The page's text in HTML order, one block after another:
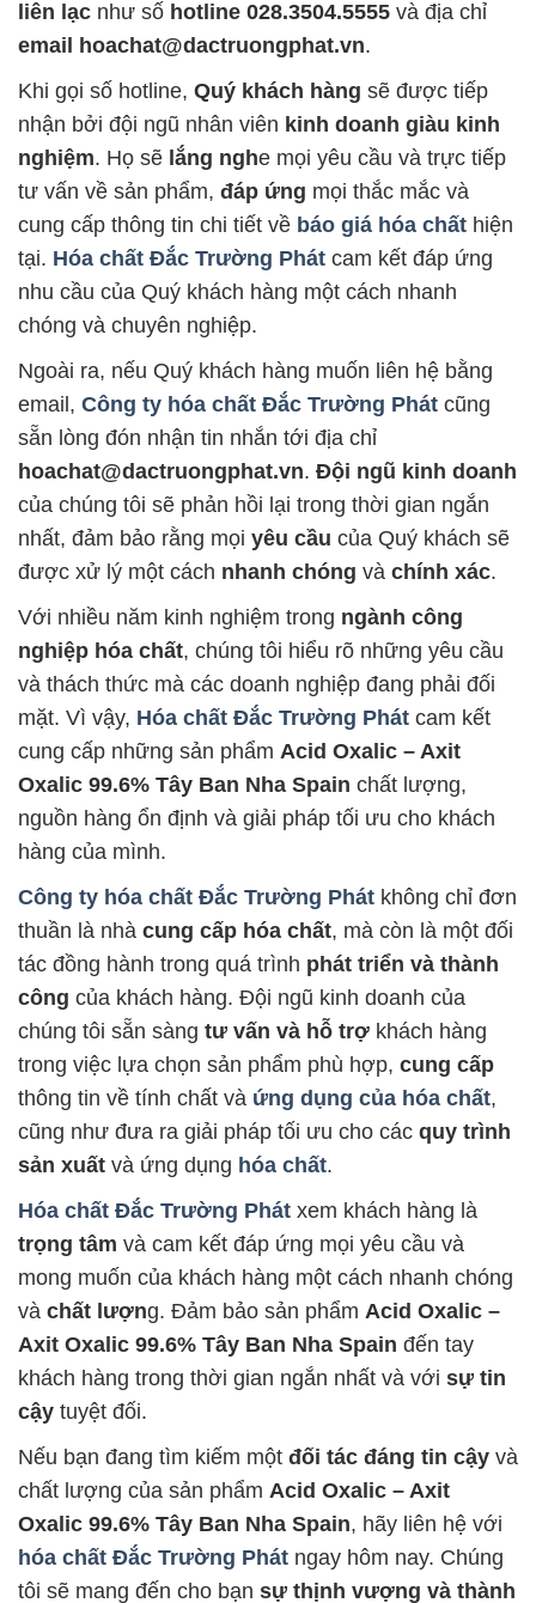
liên lạc như số hotline 028.3504.5555 và địa chỉ
email hoachat@dactruongphat.vn.
Khi gọi số hotline, Quý khách hàng sẽ được tiếp
nhận bởi đội ngũ nhân viên kinh doanh giàu kinh
nghiệm. Họ sẽ lắng nghe mọi yêu cầu và trực tiếp
tư vấn về sản phẩm, đáp ứng mọi thắc mắc và
cung cấp thông tin chi tiết về báo giá hóa chất hiện
tại. Hóa chất Đắc Trường Phát cam kết đáp ứng
nhu cầu của Quý khách hàng một cách nhanh
chóng và chuyên nghiệp.
Ngoài ra, nếu Quý khách hàng muốn liên hệ bằng
email, Công ty hóa chất Đắc Trường Phát cũng
sẵn lòng đón nhận tin nhắn tới địa chỉ
hoachat@dactruongphat.vn. Đội ngũ kinh doanh
của chúng tôi sẽ phản hồi lại trong thời gian ngắn
nhất, đảm bảo rằng mọi yêu cầu của Quý khách sẽ
được xử lý một cách nhanh chóng và chính xác.
Với nhiều năm kinh nghiệm trong ngành công
nghiệp hóa chất, chúng tôi hiểu rõ những yêu cầu
và thách thức mà các doanh nghiệp đang phải đối
mặt. Vì vậy, Hóa chất Đắc Trường Phát cam kết
cung cấp những sản phẩm Acid Oxalic – Axit
Oxalic 99.6% Tây Ban Nha Spain chất lượng,
nguồn hàng ổn định và giải pháp tối ưu cho khách
hàng của mình.
Công ty hóa chất Đắc Trường Phát không chỉ đơn
thuần là nhà cung cấp hóa chất, mà còn là một đối
tác đồng hành trong quá trình phát triển và thành
công của khách hàng. Đội ngũ kinh doanh của
chúng tôi sẵn sàng tư vấn và hỗ trợ khách hàng
trong việc lựa chọn sản phẩm phù hợp, cung cấp
thông tin về tính chất và ứng dụng của hóa chất,
cũng như đưa ra giải pháp tối ưu cho các quy trình
sản xuất và ứng dụng hóa chất.
Hóa chất Đắc Trường Phát xem khách hàng là
trọng tâm và cam kết đáp ứng mọi yêu cầu và
mong muốn của khách hàng một cách nhanh chóng
và chất lượng. Đảm bảo sản phẩm Acid Oxalic –
Axit Oxalic 99.6% Tây Ban Nha Spain đến tay
khách hàng trong thời gian ngắn nhất và với sự tin
cậy tuyệt đối.
Nếu bạn đang tìm kiếm một đối tác đáng tin cậy và
chất lượng của sản phẩm Acid Oxalic – Axit
Oxalic 99.6% Tây Ban Nha Spain, hãy liên hệ với
hóa chất Đắc Trường Phát ngay hôm nay. Chúng
tôi sẽ mang đến cho bạn sự thịnh vượng và thành